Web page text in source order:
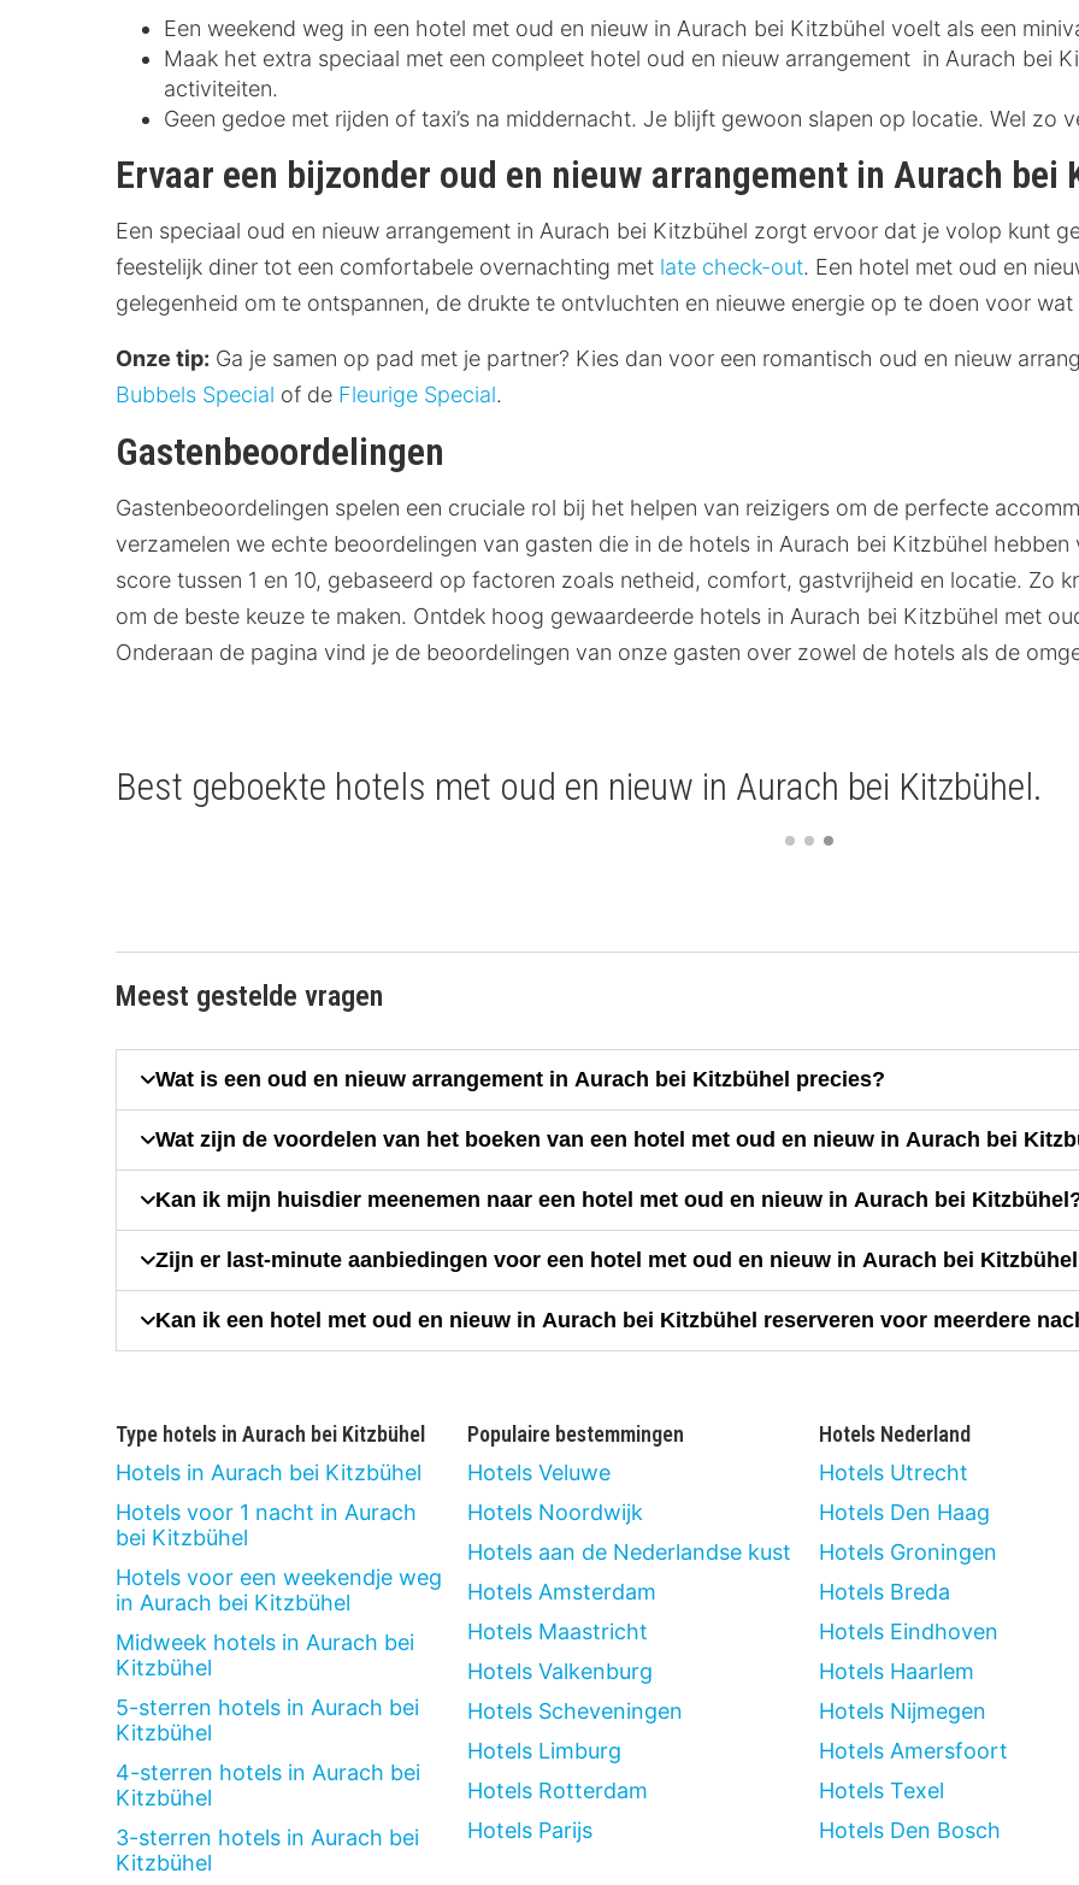
Een weekend weg in een hotel met oud en nieuw in Aurach bei Kitzbühel voelt als een
Maak het extra speciaal met een compleet hotel oud en nieuw arrangement in Aurach bei
activiteiten.
Geen gedoe met rijden of taxi’s na middernacht. Je blijft gewoon slapen op locatie. Wel zo
Ervaar een bijzonder oud en nieuw arrangement in Aurach bei
Een speciaal oud en nieuw arrangement in Aurach bei Kitzbühel zorgt ervoor dat je volop kunt
feestelijk diner tot een comfortabele overnachting met late check-out. Een hotel met oud en
gelegenheid om te ontspannen, de drukte te ontvluchten en nieuwe energie op te doen voor wat
Onze tip: Ga je samen op pad met je partner? Kies dan voor een romantisch oud en nieuw
Bubbels Special of de Fleurige Special.
Gastenbeoordelingen
Gastenbeoordelingen spelen een cruciale rol bij het helpen van reizigers om de perfecte
verzamelen we echte beoordelingen van gasten die in de hotels in Aurach bei Kitzbühel
score tussen 1 en 10, gebaseerd op factoren zoals netheid, comfort, gastvrijheid en locatie. Zo
om de beste keuze te maken. Ontdek hoog gewaardeerde hotels in Aurach bei Kitzbühel met
Onderaan de pagina vind je de beoordelingen van onze gasten over zowel de hotels als de
Best geboekte hotels met oud en nieuw in Aurach bei Kitzbühel.
Meest gestelde vragen
Wat is een oud en nieuw arrangement in Aurach bei Kitzbühel precies?
Wat zijn de voordelen van het boeken van een hotel met oud en nieuw in Aurach bei
Kan ik mijn huisdier meenemen naar een hotel met oud en nieuw in Aurach bei
Zijn er last-minute aanbiedingen voor een hotel met oud en nieuw in Aurach bei
Kan ik een hotel met oud en nieuw in Aurach bei Kitzbühel reserveren voor meerdere
Type hotels in Aurach bei Kitzbühel
Hotels in Aurach bei Kitzbühel
Hotels voor 1 nacht in Aurach
bei Kitzbühel
Hotels voor een weekendje weg
in Aurach bei Kitzbühel
Midweek hotels in Aurach bei
Kitzbühel
5-sterren hotels in Aurach bei
Kitzbühel
4-sterren hotels in Aurach bei
Kitzbühel
3-sterren hotels in Aurach bei
Kitzbühel
Populaire bestemmingen
Hotels Veluwe
Hotels Noordwijk
Hotels aan de Nederlandse kust
Hotels Amsterdam
Hotels Maastricht
Hotels Valkenburg
Hotels Scheveningen
Hotels Limburg
Hotels Rotterdam
Hotels Parijs
Hotels Nederland
Hotels Utrecht
Hotels Den Haag
Hotels Groningen
Hotels Breda
Hotels Eindhoven
Hotels Haarlem
Hotels Nijmegen
Hotels Amersfoort
Hotels Texel
Hotels Den Bosch